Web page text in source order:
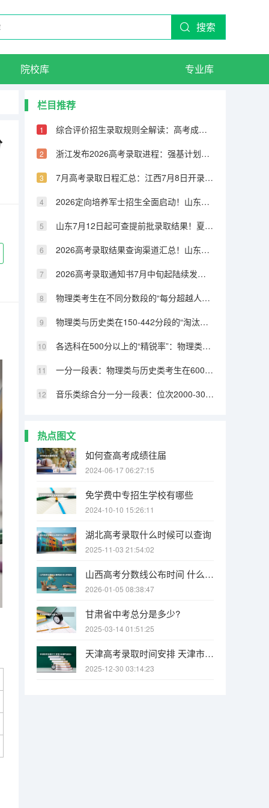
搜索
院校库 专业库
栏目推荐
综合评价招生录取规则全解读：高考成绩占60%，校测占30%，学考占10%
浙江发布2026高考录取进程：强基计划7月5日前完成，普通类平行录取7月21日投档
7月高考录取日程汇总：江西7月8日开录，河南本科提前批7月11日投档，上海7月23日可查本科批结果
2026定向培养军士招生全面启动！山东47所高校招录1886人，辽宁48所高校招录669人
山东7月12日起可查提前批录取结果！夏季高考录取进程表公布
2026高考录取结果查询渠道汇总！山东7月12日16:00后可查提前批结果
2026高考录取通知书7月中旬起陆续发放！收到后先核实真伪，警惕虚假录取
物理类考生在不同分数段的“每分超越人数”变化规律
物理类与历史类在150-442分段的“淘汰人数”结构对比
各选科在500分以上的“精锐率”：物理类最高，历史类垫底
一分一段表：物理类与历史类考生在600分以上的留存率差距逐级扩大
音乐类综合分一分一段表：位次2000-3000考生填报策略
热点图文
如何查高考成绩往届
2024-06-17 06:27:15
免学费中专招生学校有哪些
2024-10-10 15:26:11
湖北高考录取什么时候可以查询
2025-11-03 21:54:02
山西高考分数线公布时间 什么时候出
2026-01-05 08:38:47
甘肃省中考总分是多少?
2025-03-14 01:51:25
天津高考录取时间安排 天津市本科b类录取时间
2025-12-30 03:14:23